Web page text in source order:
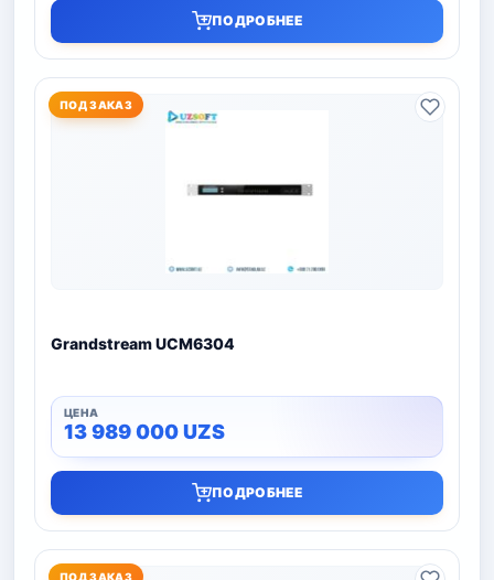
ПОДРОБНЕЕ
ПОД ЗАКАЗ
Grandstream UCM6304
13 989 000UZS
ПОДРОБНЕЕ
ПОД ЗАКАЗ